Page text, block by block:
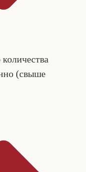
(свыше